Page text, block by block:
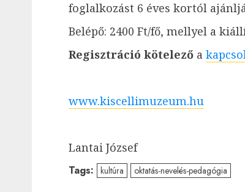
foglalkozást 6 éves kortól
Belépő: 2400 Ft/fő, mellyel a
Regisztráció kötelező a
www.kiscellimuzeum.hu
Lantai József
Tags: kultúra oktatás-nevelés-pedagógia